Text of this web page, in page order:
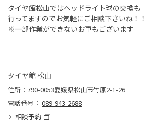
タイヤ館松山ではヘッドライト球の交換も
行ってますのでお気軽にご相談下さいね！！
※一部作業ができないお車もございます
タイヤ館 松山
住所：790-0053愛媛県松山市竹原2-1-26
電話番号： 089-943-2688
相談予約